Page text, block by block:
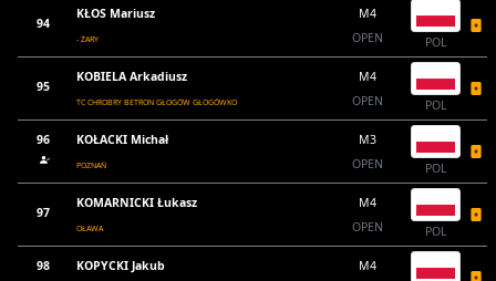
94
KŁOS Mariusz
- ŻARY
M4
OPEN
POL
95
KOBIELA Arkadiusz
TC CHROBRY BETRON GŁOGÓW GŁOGÓWKO
M4
OPEN
POL
96 KOŁACKI Michał
POZNAŃ
M3
OPEN
POL
97
KOMARNICKI Łukasz
OŁAWA
M4
OPEN
POL
98 KOPYCKI Jakub
M4